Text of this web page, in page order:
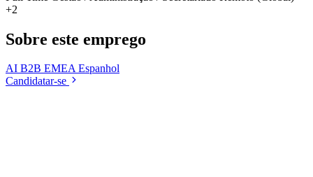
+2
Sobre este emprego
AI B2B EMEAEspanhol
Candidatar-se